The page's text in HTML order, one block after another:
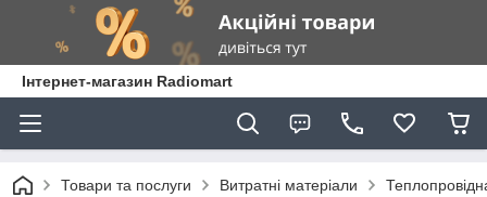
Інтернет-магазин Radiomart
Товари та послуги Витратні матеріали